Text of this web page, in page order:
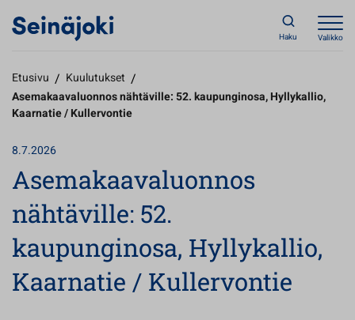
Haku Valikko
Etusivu / Kuulutukset /
Asemakaavaluonnos nähtäville: 52. kaupunginosa, Hyllykallio,
Kaarnatie / Kullervontie
8.7.2026
Asemakaavaluonnos
nähtäville: 52.
kaupunginosa, Hyllykallio,
Kaarnatie / Kullervontie